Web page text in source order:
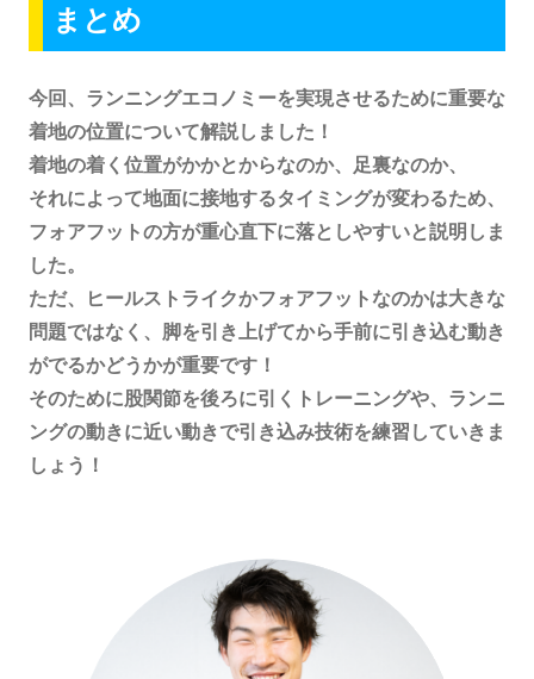
まとめ
今回、ランニングエコノミーを実現させるために重要な
着地の位置について解説しました！
着地の着く位置がかかとからなのか、足裏なのか、
それによって地面に接地するタイミングが変わるため、
フォアフットの方が重心直下に落としやすいと説明しま
した。
ただ、ヒールストライクかフォアフットなのかは大きな
問題ではなく、脚を引き上げてから手前に引き込む動き
がでるかどうかが重要です！
そのために股関節を後ろに引くトレーニングや、ランニ
ングの動きに近い動きで引き込み技術を練習していきま
しょう！